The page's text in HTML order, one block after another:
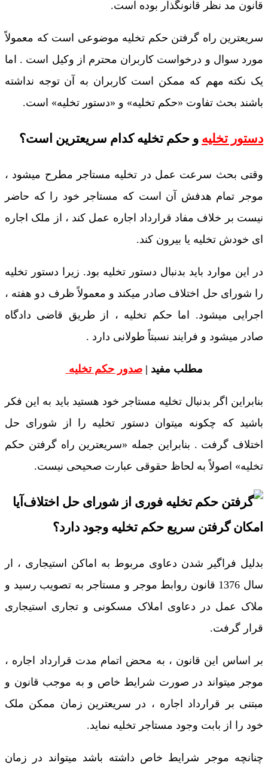
قانون مد نظر قانونگذار بوده است.
سریعترین راه گرفتن حکم تخلیه موضوعی است که معمولاً
مورد سوال و درخواست کاربران محترم از وکیل است . اما
یک نکته مهم که ممکن است کاربران به آن توجه نداشته
باشند بحث تفاوت «حکم تخلیه» و «دستور تخلیه» است.
دستور تخلیه و حکم تخلیه کدام سریعترین است؟
وقتی بحث سرعت عمل در تخلیه مستاجر مطرح میشود ،
موجر تمام هدفش آن است که مستاجر خود را که حاضر
نیست بر خلاف مفاد قرارداد اجاره عمل کند ، از ملک اجاره
ای خودش تخلیه یا بیرون کند.
در این موارد باید بدنبال دستور تخلیه بود. زیرا دستور تخلیه
را شورای حل اختلاف صادر میکند و معمولاً ظرف دو هفته ،
اجرایی میشود. اما حکم تخلیه ، از طریق قاضی دادگاه
صادر میشود و فرایند نسبتاً طولانی دارد .
مطلب مفید |صدور حکم تخلیه
بنابراین اگر بدنبال تخلیه مستاجر خود هستید باید به این فکر
باشید که چکونه میتوان دستور تخلیه را از شورای حل
اختلاف گرفت . بنابراین جمله «سریعترین راه گرفتن حکم
تخلیه» اصولاً به لحاظ حقوقی عبارت صحیحی نیست.
آیا
امکان گرفتن سریع حکم تخلیه وجود دارد؟
بدلیل فراگیر شدن دعاوی مربوط به اماکن استیجاری ، ار
سال 1376 قانون روابط موجر و مستاجر به تصویب رسید و
ملاک عمل در دعاوی املاک مسکونی و تجاری استیجاری
قرار گرفت.
بر اساس این قانون ، به محض اتمام مدت قرارداد اجاره ،
موجر میتواند در صورت شرایط خاص و به موجب قانون و
مبتنی بر قرارداد اجاره ، در سریعترین زمان ممکن ملک
خود را از بابت وجود مستاجر تخلیه نماید.
چنانچه موجر شرایط خاص داشته باشد میتواند در زمان